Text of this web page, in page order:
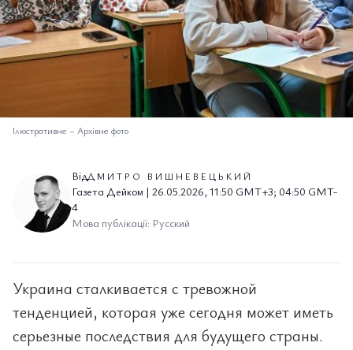
Ілюстративне – Архівне фото
ВідДМИТРО ВИШНЕВЕЦЬКИЙ
Газета Дейком | 26.05.2026, 11:50 GMT+3; 04:50 GMT-
4
Мова публікації: Русский
Украина сталкивается с тревожной
тенденцией, которая уже сегодня может иметь
серьезные последствия для будущего страны.